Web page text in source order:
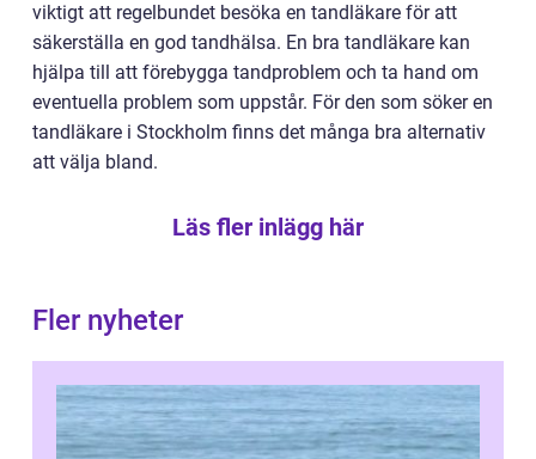
viktigt att regelbundet besöka en tandläkare för att
säkerställa en god tandhälsa. En bra tandläkare kan
hjälpa till att förebygga tandproblem och ta hand om
eventuella problem som uppstår. För den som söker en
tandläkare i Stockholm finns det många bra alternativ
att välja bland.
Läs fler inlägg här
Fler nyheter